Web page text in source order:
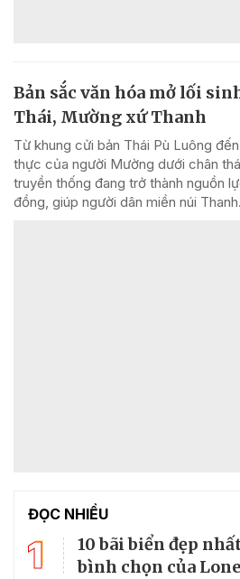
Bản sắc văn hóa mở lối
Thái, Mường xứ Thanh
Từ khung cửi bản Thái Pù Luông
thực của người Mường dưới chân
truyền thống đang trở thành nguồn
đồng, giúp người dân miền núi
ĐỌC NHIỀU
1
10 bãi biển đẹp
bình chọn của